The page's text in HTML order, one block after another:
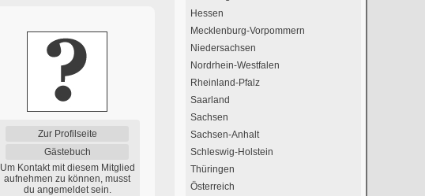
Zur Profilseite
Gästebuch
Um Kontakt mit diesem Mitglied
aufnehmen zu können, musst
du angemeldet sein.
Hessen
Mecklenburg-Vorpommern
Niedersachsen
Nordrhein-Westfalen
Rheinland-Pfalz
Saarland
Sachsen
Sachsen-Anhalt
Schleswig-Holstein
Thüringen
Österreich